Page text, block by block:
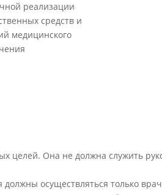
реализации
средств и
медицинского
целей. Она не должна служить
осуществляться только